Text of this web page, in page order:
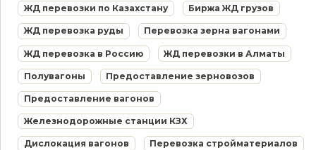
ЖД перевозки по Казахстану Биржа ЖД грузов
ЖД перевозка руды Перевозка зерна вагонами
ЖД перевозка в Россию ЖД перевозки в Алматы
Полувагоны Предоставление зерновозов
Предоставление вагонов
Железнодорожные станции КЗХ
Дислокация вагонов Перевозка стройматериалов